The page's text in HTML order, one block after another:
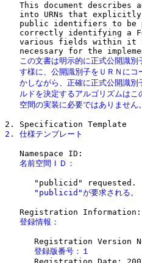
This document describes
into URNs that
public identifiers to be
correctly identifying a
various fields within it
この文書は明示的に正式公開識別
す様に、公開識別子をＵＲＮにコ
かしながら、正確に正式公開識別
ルドを決定するアルゴリズムはこ
   空間の実装に必要ではありません。
2. 仕様テンプレート
   名前空間ＩＤ：
      "publicid"が要求される。
   登録情報：
      登録版番号：１